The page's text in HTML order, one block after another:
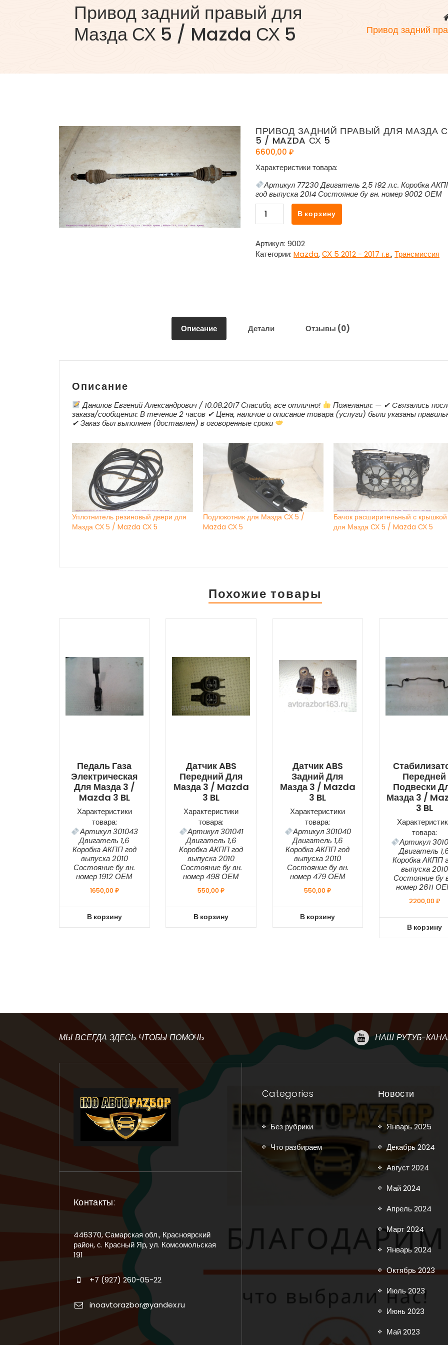
Привод задний правый для
Мазда СХ 5 / Mazda СХ 5
Привод задний
ПРИВОД ЗАДНИЙ ПРАВЫЙ ДЛЯ МАЗДА
5 / MAZDA СХ 5
6600,00 ₽
Характеристики товара:
Артикул 77230 Двигатель 2,5 192 л.с. Коробка
год выпуска 2014 Состояние бу вн. номер 9002 ОЕМ
Количество
товара
задний
правый
5
В корзину
Артикул: 9002
Категории: Mazda,СХ 5 2012 - 2017 г.в.,Трансмиссия
Описание Детали Отзывы (0)
Описание
Данилов Евгений Александрович / 10.08.2017 Спасибо, все отлично!
Пожелания: — ✔ Cвязались
заказа/сообщения: В течение 2 часов ✔ Цена, наличие и описание товара (услуги) были указаны
✔ Заказ был выполнен (доставлен) в оговоренные сроки
Уплотнитель резиновый двери для
Мазда СХ 5 / Mazda СХ 5
Подлокотник для Мазда СХ 5 /
Mazda СХ 5
Бачок расширительный с крышкой
для Мазда СХ 5 / Mazda СХ 5
Похожие товары
Педаль Газа
Электрическая
Для Мазда 3 /
Mazda 3 BL
Характеристики
товара:
Артикул 301043
Двигатель 1,6
Коробка АКПП год
выпуска 2010
Состояние бу вн.
номер 1912 ОЕМ
1650,00₽
В корзину
Датчик ABS
Передний Для
Мазда 3 / Mazda
3 BL
Характеристики
товара:
Артикул 301041
Двигатель 1,6
Коробка АКПП год
выпуска 2010
Состояние бу вн.
номер 498 ОЕМ
550,00₽
В корзину
Датчик ABS
Задний Для
Мазда 3 / Mazda
3 BL
Характеристики
товара:
Артикул 301040
Двигатель 1,6
Коробка АКПП год
выпуска 2010
Состояние бу вн.
номер 479 ОЕМ
550,00₽
В корзину
Передней
Подвески
Мазда 3 /
3 BL
товара:
Артикул
Двигатель
Коробка АКПП
выпуска 2010
Состояние бу
номер 2611
2200,00₽
В корзину
МЫ ВСЕГДА ЗДЕСЬ ЧТОБЫ ПОМОЧЬ НАШ РУТУБ-
Контакты:
446370, Самарская обл., Красноярский
район, с. Красный Яр, ул. Комсомольская
191
+7 (927) 260-05-22
inoavtorazbor@yandex.ru
Categories
Без рубрики
Что разбираем
Новости
Январь 2025
Декабрь 2024
Август 2024
Май 2024
Апрель 2024
Март 2024
Январь 2024
Октябрь 2023
Июль 2023
Июнь 2023
Май 2023